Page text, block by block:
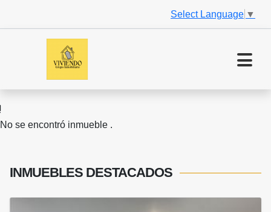
Select Language ▼
No se encontró inmueble .
INMUEBLES DESTACADOS